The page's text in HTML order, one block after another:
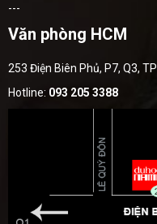
---
Văn phòng HCM
253 Điện Biên Phủ, P7, Q3,
Hotline: 093 205 3388